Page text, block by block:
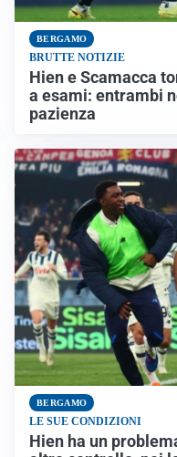
BERGAMO
BRUTTE NOTIZIE
Hien e Scamacca
a esami: entrambi
pazienza
BERGAMO
LE SUE CONDIZIONI
Hien ha un